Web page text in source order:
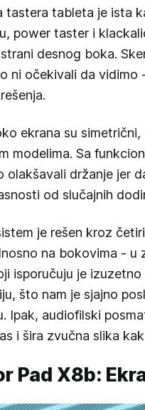
tastera tableta je ista
power taster i
desnog boka.
ni očekivali da vidimo
ekrana su
modelima. Sa
olakšavali držanje jer
od slučajnih
je rešen kroz
na bokovima - u
isporučuju je
što nam je sjajno
Ipak, audiofilski
i šira zvučna slika
Pad X8b: